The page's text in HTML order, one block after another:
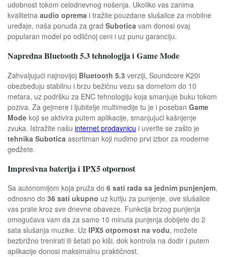
udobnost tokom celodnevnog nošenja. Ukoliko vas zanima
kvalitetna audio oprema i tražite pouzdane slušalice za mobilne
uređaje, naša ponuda za grad Subotica vam donosi ovaj
popularan model po odličnoj ceni i uz punu garanciju.
Napredna Bluetooth 5.3 tehnologija i Game Mode
Zahvaljujući najnovijoj Bluetooth 5.3 verziji, Soundcore K20i
obezbeđuju stabilnu i brzu bežičnu vezu sa dometom do 10
metara, uz podršku za ENC tehnologiju koja smanjuje buku tokom
poziva. Za gejmere i ljubitelje multimedije tu je i poseban Game
Mode koji se aktivira putem aplikacije, smanjujući kašnjenje
zvuka. Istražite našu internet prodavnicu i uverite se zašto je
tehnika Subotica asortiman koji nudimo prvi izbor za moderne
gedžete.
Impresivna baterija i IPX5 otpornost
Sa autonomijom koja pruža do 6 sati rada sa jednim punjenjem,
odnosno do 36 sati ukupno uz kutiju za punjenje, ove slušalice
vas prate kroz sve dnevne obaveze. Funkcija brzog punjenja
omogućava vam da za samo 10 minuta punjenja dobijete do 2
sata slušanja muzike. Uz IPX5 otpornost na vodu, možete
bezbrižno trenirati ili šetati po kiši, dok kontrola na dodir i putem
aplikacije donosi maksimalnu praktičnost.